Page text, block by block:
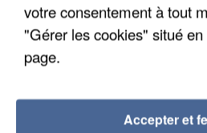
votre consentement à tout
"Gérer les cookies" situé
page.
Accepter et